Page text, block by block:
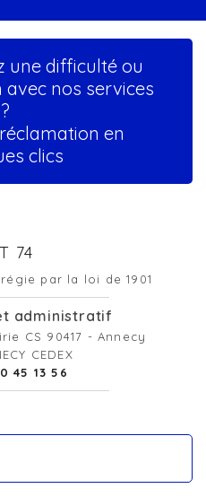
une difficulté ou
nos services
?
en
clics
74
par la loi de 1901
administratif
CS 90417 - Annecy
CEDEX
45 13 56